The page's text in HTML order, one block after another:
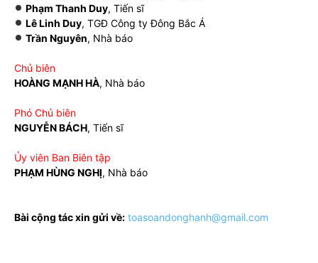
Phạm Thanh Duy, Tiến sĩ
Lê Linh Duy, TGĐ Công ty Đông Bắc Á
Trần Nguyên, Nhà báo
Chủ biên
HOÀNG MẠNH HÀ, Nhà báo
Phó Chủ biên
NGUYỄN BÁCH, Tiến sĩ
Ủy viên Ban Biên tập
PHẠM HÙNG NGHỊ, Nhà báo
Bài cộng tác xin gửi về: toasoandonghanh@gmail.com